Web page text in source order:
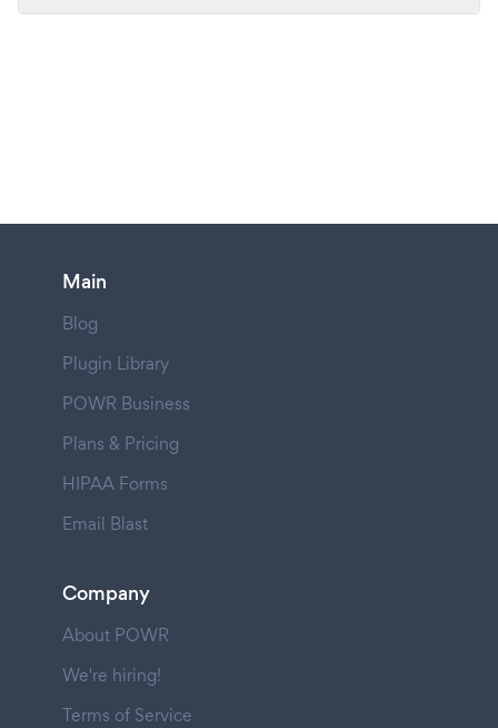
Main
Blog
Plugin Library
POWR Business
Plans & Pricing
HIPAA Forms
Email Blast
Company
About POWR
We're hiring!
Terms of Service